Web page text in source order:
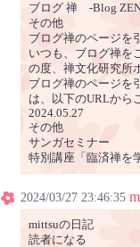
ブログ 禅 -Blog
その他
ブログ禅のページを
いつも、ブログ禅を
の度、禅文化研究所
ブログ禅のページを
は、以下のURLから
2024.05.27
その他
サンガセミナー
特別講座「臨済禅を
2024/03/27 23:46:35
mittsuの日記
読者になる